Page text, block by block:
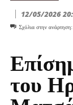
12/05/2026
Σχόλια στην ανάρτηση:
του